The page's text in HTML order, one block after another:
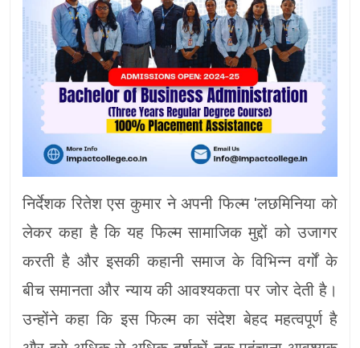
निर्देशक रितेश एस कुमार ने अपनी फिल्म 'लछमिनिया को
लेकर कहा है कि यह फिल्म सामाजिक मुद्दों को उजागर
करती है और इसकी कहानी समाज के विभिन्न वर्गों के
बीच समानता और न्याय की आवश्यकता पर जोर देती है।
उन्होंने कहा कि इस फिल्म का संदेश बेहद महत्वपूर्ण है